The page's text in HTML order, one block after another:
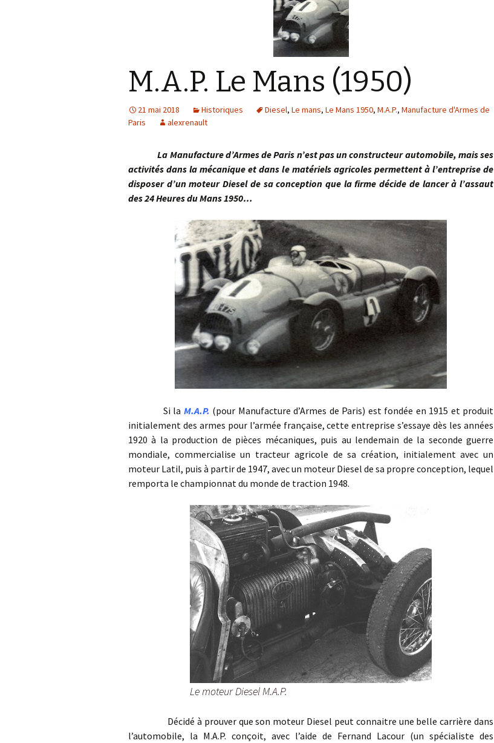
M.A.P. Le Mans (1950)
21 mai 2018 Historiques Diesel, Le mans, Le Mans 1950, M.A.P., Manufacture d'Armes de
Paris
alexrenault
La Manufacture d’Armes de Paris n’est pas un constructeur automobile, mais ses
activités dans la mécanique et dans le matériels agricoles permettent à l’entreprise de
disposer d’un moteur Diesel de sa conception que la firme décide de lancer à l’assaut
des 24 Heures du Mans 1950…
Si la M.A.P. (pour Manufacture d’Armes de Paris) est fondée en 1915 et produit
initialement des armes pour l’armée française, cette entreprise s’essaye dès les années
1920 à la production de pièces mécaniques, puis au lendemain de la seconde guerre
mondiale, commercialise un tracteur agricole de sa création, initialement avec un
moteur Latil, puis à partir de 1947, avec un moteur Diesel de sa propre conception, lequel
remporta le championnat du monde de traction 1948.
Le moteur Diesel M.A.P.
Décidé à prouver que son moteur Diesel peut connaitre une belle carrière dans
l’automobile, la M.A.P. conçoit, avec l’aide de Fernand Lacour (un spécialiste des